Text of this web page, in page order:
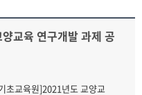
교육 연구개발 과제 공
초교육원]2021년도 교양교